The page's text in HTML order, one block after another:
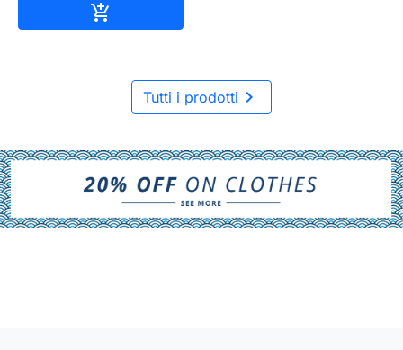

Tutti i prodotti 